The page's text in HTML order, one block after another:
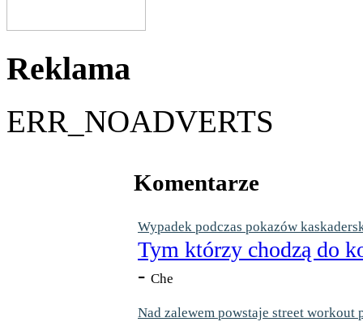
Reklama
ERR_NOADVERTS
Komentarze
Wypadek podczas pokazów
Tym którzy chodzą do
- Che
Nad zalewem powstaje street workout